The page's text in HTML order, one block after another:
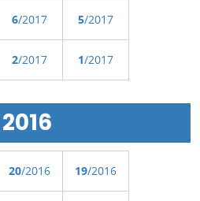
6/2017 5/2017
2/2017 1/2017
2016
20/2016 19/2016